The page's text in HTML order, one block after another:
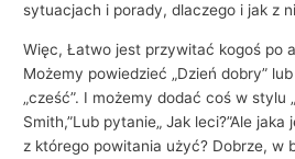
sytuacjach i porady, dlaczego i jak z
Więc, Łatwo jest przywitać kogoś po
Możemy powiedzieć „Dzień dobry”
„cześć”. I możemy dodać coś w stylu
Smith,”Lub pytanie„ Jak leci?”Ale
z którego powitania użyć? Dobrze, w